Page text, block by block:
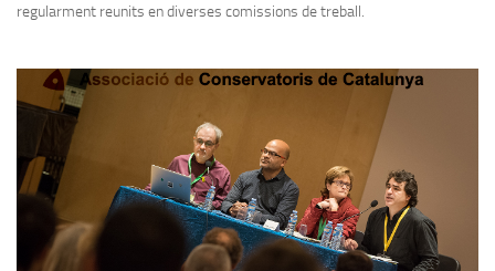
regularment reunits en diverses comissions de treball.